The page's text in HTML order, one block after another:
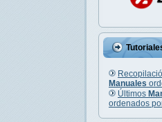
Manuales
Últimos
ordenados